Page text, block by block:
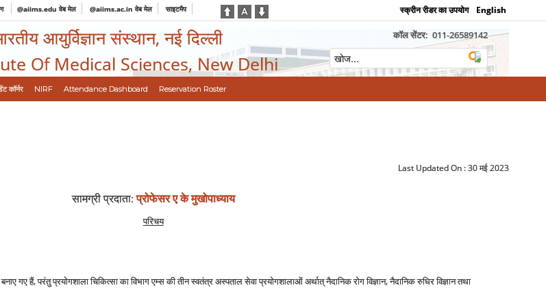
@aiims.edu वेब मेल @aiims.ac.in वेब मेल साइटमैप स्क्रीन रीडर का उपयोग English
आयुर्विज्ञान संस्थान, नई दिल्ली
Of Medical Sciences, New Delhi
कॉल सेंटर: 011-26589142
कॉर्नर NIRF Attendance Dashboard Reservation Roster
Last Updated On :30 मई 2023
सामग्री प्रदाता:प्रोफेसर ए के मुखोपाध्‍याय
परिचय
गए हैं, परंतु प्रयोगशाला चिकित्‍सा का विभाग एम्‍स की तीन स्‍वतंत्र अस्‍पताल सेवा प्रयोगशालाओं अर्थात् नैदानिक रोग विज्ञान, नैदानिक रुधिर विज्ञान तथा